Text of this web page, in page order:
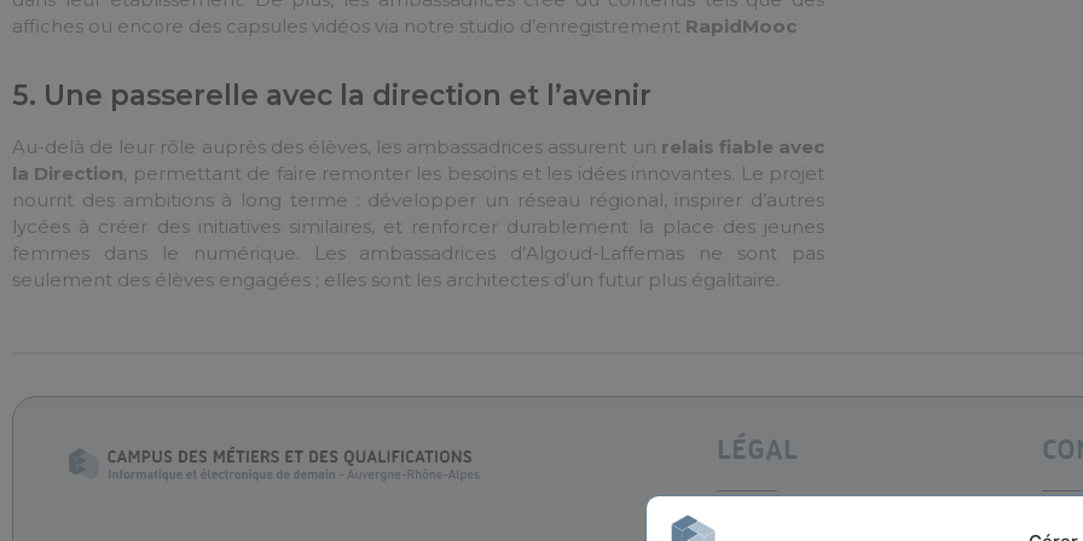
affiches ou encore des capsules vidéos via notre studio d’enregistrement RapidMooc
5. Une passerelle avec la direction et l’avenir
Au-delà de leur rôle auprès des élèves, les ambassadrices assurent un relais fiable avec
la Direction, permettant de faire remonter les besoins et les idées innovantes. Le projet
nourrit des ambitions à long terme : développer un réseau régional, inspirer d’autres
lycées à créer des initiatives similaires, et renforcer durablement la place des jeunes
femmes dans le numérique. Les ambassadrices d’Algoud-Laffemas ne sont pas
seulement des élèves engagées ; elles sont les architectes d’un futur plus égalitaire.
LÉGAL